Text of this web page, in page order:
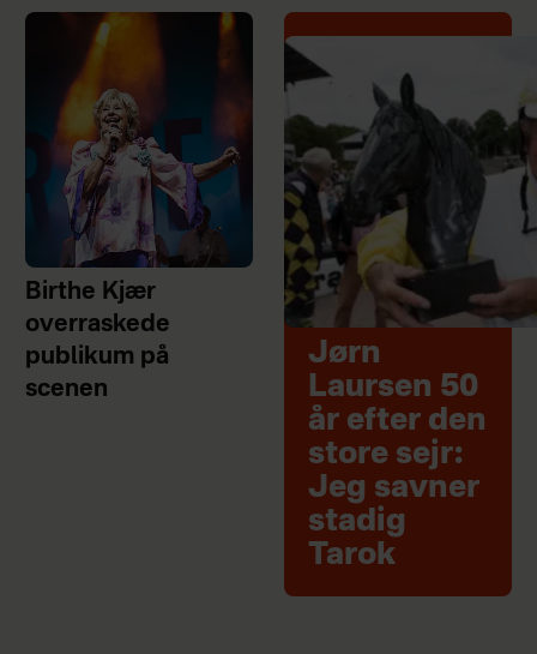
Birthe Kjær
overraskede
publikum på
scenen
Jørn
Laursen 50
år efter den
store sejr:
Jeg savner
stadig
Tarok